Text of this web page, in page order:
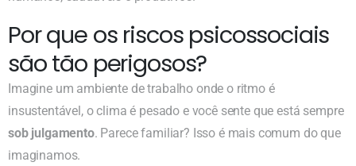
Por que os riscos psicossociais
são tão perigosos?
Imagine um ambiente de trabalho onde o ritmo é
insustentável, o clima é pesado e você sente que está sempre
sob julgamento. Parece familiar? Isso é mais comum do que
imaginamos.